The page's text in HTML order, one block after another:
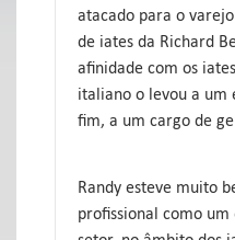
atacado para o
de iates da Richard
afinidade com os
italiano o levou a um
fim, a um cargo de
Randy esteve muito
profissional como um